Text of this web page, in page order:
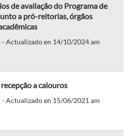
de avaliação do Programa de
a pró-reitorias, órgãos
Actualizado en 14/10/2024 am
a calouros
Actualizado en 15/06/2021 am